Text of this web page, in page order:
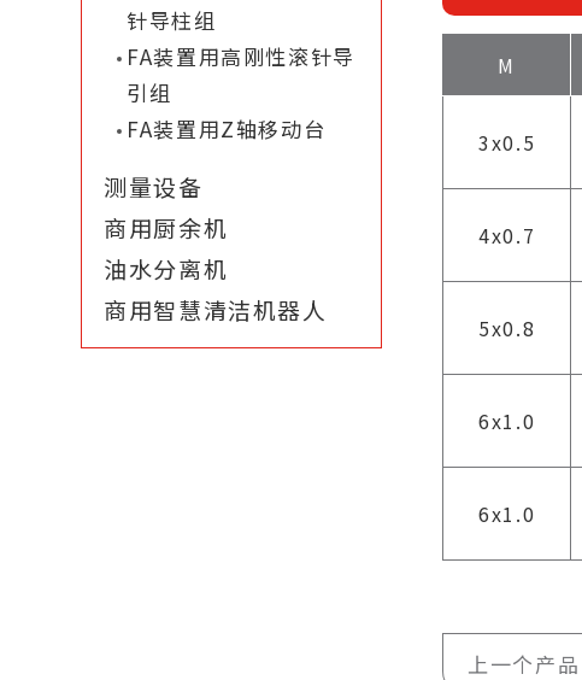
针导柱组
FA装置用高刚性滚针导
引组
FA装置用Z轴移动台
测量设备
商用厨余机
油水分离机
商用智慧清洁机器人
M
3x0.5
4x0.7
5x0.8
6x1.0
6x1.0
上一个产品